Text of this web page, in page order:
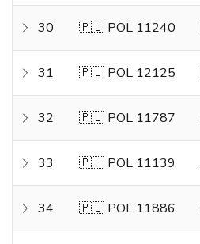
30 🇵🇱 POL 11240
31 🇵🇱 POL 12125
32 🇵🇱 POL 11787
33 🇵🇱 POL 11139
34 🇵🇱 POL 11886